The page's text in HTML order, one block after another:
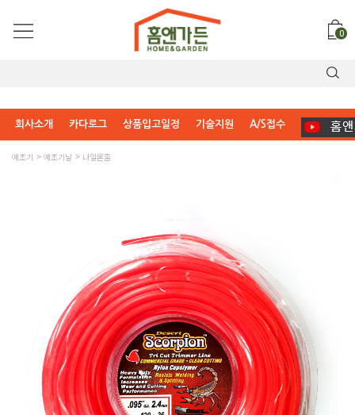
0
회사소개 카다로그 상품입고일정 기술지원 A/S접수
예초기 예초기날 나일론줄